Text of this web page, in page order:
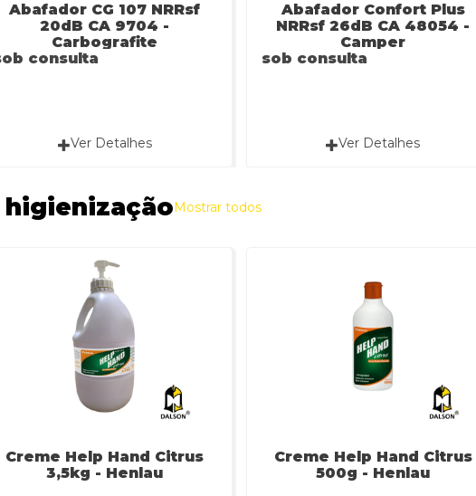
Abafador CG 107 NRRsf
20dB CA 9704 -
Carbografite
consulta
Ver Detalhes
Abafador Confort Plus
NRRsf 26dB CA 48054 -
Camper
sob consulta
Ver Detalhes
higienizaçãoMostrar todos
Creme Help Hand Citrus
3,5kg - Henlau
Creme Help Hand Citrus
500g - Henlau